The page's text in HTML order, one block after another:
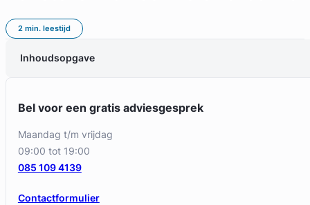
2 min. leestijd
Inhoudsopgave
Bel voor een gratis adviesgesprek
maandag t/m vrijdag
09:00 tot 19:00
Contactformulier
085 109 4139